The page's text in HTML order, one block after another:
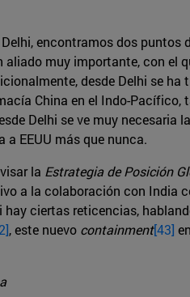
encontramos dos puntos
aliado muy importante, con
desde Delhi se
China en el Indo-
Delhi se ve muy
EEUU más que nunca.
la Estrategia de Posición
a la colaboración con India
ciertas reticencias,
, este nuevo containment[43]